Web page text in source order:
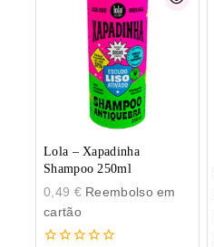
Lola – Xapadinha
Shampoo 250ml
0,49 €Reembolso em
cartão